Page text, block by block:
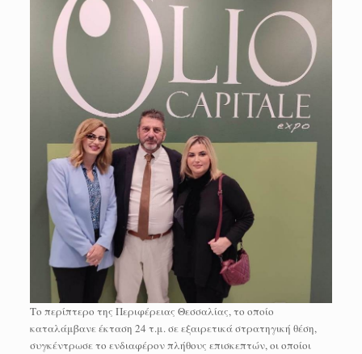
Το περίπτερο της Περιφέρειας Θεσσαλίας, το οποίο
καταλάμβανε έκταση 24 τ.μ. σε εξαιρετικά στρατηγική θέση,
συγκέντρωσε το ενδιαφέρον πλήθους επισκεπτών, οι οποίοι